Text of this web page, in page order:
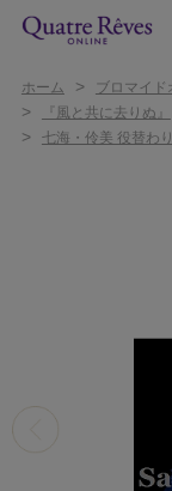
ホーム > ブロマイ
> 『風と共に去りぬ』
> 七海・伶美 役替わ